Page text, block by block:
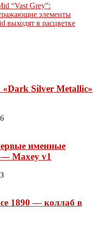
“Vast Grey”:
элементы
выходят в расцветке
«Dark Silver Metallic»
именные
Maxey v1
1890 — коллаб в